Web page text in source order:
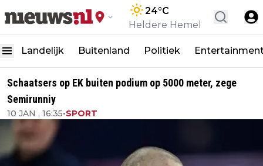
24°C
Heldere Hemel
Landelijk Buitenland Politiek
Schaatsers op EK buiten podium op 5000 meter, zege
Semirunniy
10 JAN , 16:35•SPORT